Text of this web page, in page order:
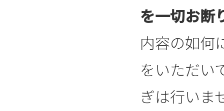
を一切お断
内容の如何
をいただい
ぎは行いま